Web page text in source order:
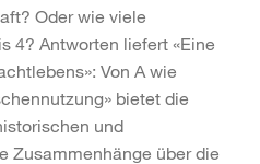
Oder wie viele
4? Antworten liefert «Eine
Von A wie
bietet die
und
Zusammenhänge über die